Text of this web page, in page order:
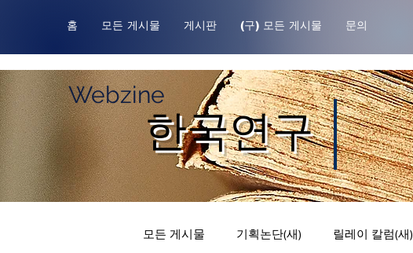
홈 모든 게시물 게시판 (구) 모든 게시물 문의
Webzine
한국연구
모든 게시물 기획논단(새) 릴레이 칼럼(새)